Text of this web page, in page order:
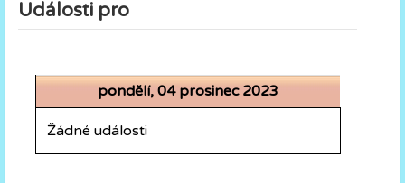
Události pro
pondělí, 04 prosinec 2023
Žádné události